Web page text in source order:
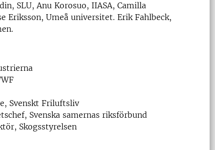
SLU, Anu Korosuo, IIASA, Camilla
Eriksson, Umeå universitet. Erik Fahlbeck,
Svenskt Friluftsliv
Svenska samernas riksförbund
Skogsstyrelsen